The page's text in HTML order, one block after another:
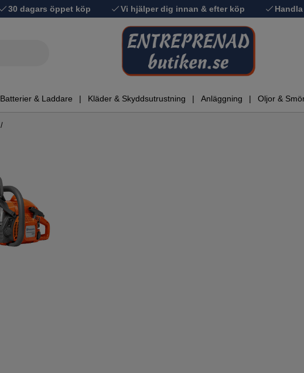
30 dagars öppet köp Vi hjälper dig innan & efter köp
Batterier & Laddare Kläder & Skyddsutrustning Anläggning Oljor &